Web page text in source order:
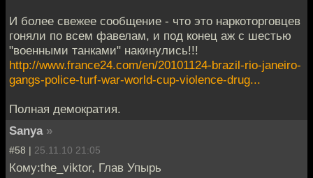
И более свежее сообщение - что это наркоторговцев
гоняли по всем фавелам, и под конец аж с шестью
"военными танками" накинулись!!!
http://www.france24.com/en/20101124-brazil-rio-janeiro-
gangs-police-turf-war-world-cup-violence-drug...
Полная демократия.
Sanya »
#58 | 25.11.10 21:05
Кому:the_viktor, Глав Упырь